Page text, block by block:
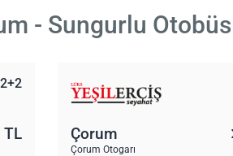
- Sungurlu
2+2
TL Çorum
Çorum Otogarı